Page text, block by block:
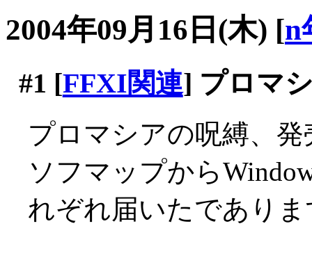
2004年09月16日(木) [n
#1 [FFXI関連] プロマ
プロマシアの呪縛、
ソフマップから
れぞれ届いたであり